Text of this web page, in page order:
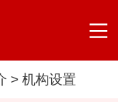
>机构设置